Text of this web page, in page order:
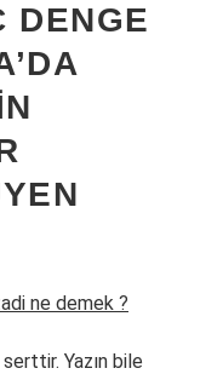
DENGE
ne demek ?
Yazın bile